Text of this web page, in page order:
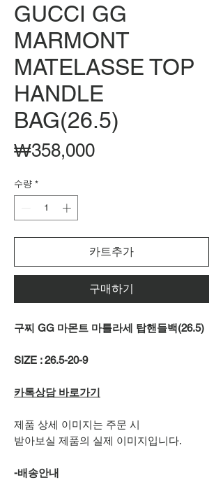
GUCCI GG
MARMONT
MATELASSE TOP
HANDLE
BAG(26.5)
₩358,000가
수량 *
카트추가
구매하기
구찌 GG 마몬트 마틀라세 탑핸들백(26.5)
SIZE : 26.5-20-9
카톡상담 바로가기
제품 상세 이미지는 주문 시
받아보실 제품의 실제 이미지입니다.
-배송안내